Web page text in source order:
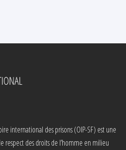
international des prisons (OIP-SF) est une
respect des droits de l’homme en milieu